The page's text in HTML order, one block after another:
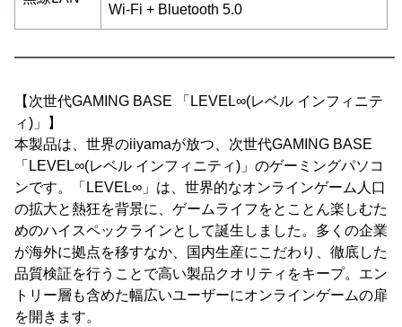
Wi-Fi + Bluetooth 5.0
【次世代GAMING BASE 「LEVEL∞(レベル インフィニテ
ィ)」】
本製品は、世界のiiyamaが放つ、次世代GAMING BASE
「LEVEL∞(レベル インフィニティ)」のゲーミングパソコ
ンです。「LEVEL∞」は、世界的なオンラインゲーム人口
の拡大と熱狂を背景に、ゲームライフをとことん楽しむた
めのハイスペックラインとして誕生しました。多くの企業
が海外に拠点を移すなか、国内生産にこだわり、徹底した
品質検証を行うことで高い製品クオリティをキープ。エン
トリー層も含めた幅広いユーザーにオンラインゲームの扉
を開きます。